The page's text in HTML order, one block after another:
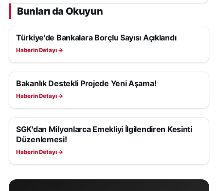
Bunları da Okuyun
EKONOMI
Türkiye'de Bankalara Borçlu Sayısı Açıklandı
Haberin Detayı →
EKONOMI
Bakanlık Destekli Projede Yeni Aşama!
Haberin Detayı →
EKONOMI
SGK'dan Milyonlarca Emekliyi İlgilendiren Kesinti
Düzenlemesi!
Haberin Detayı →